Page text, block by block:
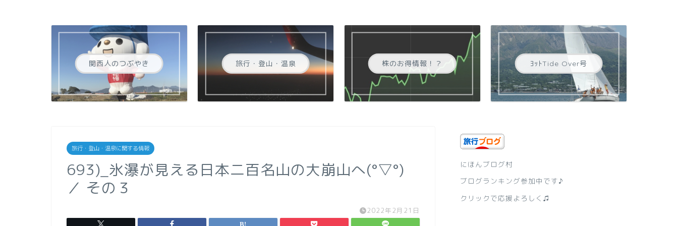
関西人のつぶやき 旅行・登山・温泉 株のお得情報！？ ﾖｯﾄTide Over号
旅行・登山・温泉に関する情報
693)_氷瀑が見える日本二百名山の大崩山へ(°▽°)
／ その３
2022年2月21日
にほんブログ村
ブログランキング参加中です♪
クリックで応援よろしく♫